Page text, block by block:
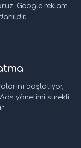
Google reklam
başlatıyor,
yönetimi sürekli